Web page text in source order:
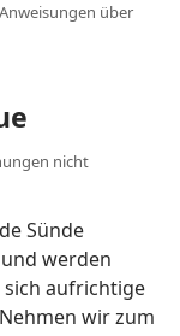
über
nicht
Sünde
werden
aufrichtige
wir zum